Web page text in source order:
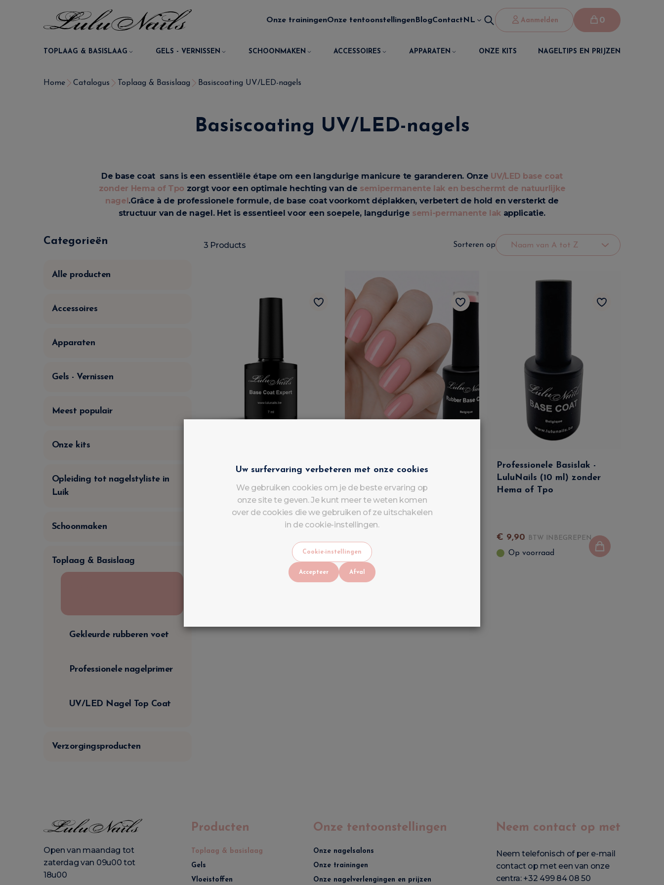
Onze trainingenOnze tentoonstellingen BlogContact NL Aanmelden 0
TOPLAAG & BASISLAAG GELS - VERNISSEN SCHOONMAKEN ACCESSOIRES APPARATEN ONZE KITS NAGELTIPS EN PRIJZEN
Home Catalogus Toplaag & Basislaag Basiscoating UV/LED-nagels
Basiscoating UV/LED-nagels
De base coat sans is een essentiële étape om een langdurige manicure te garanderen. Onze UV/LED base coat
zonder Hema of Tpo zorgt voor een optimale hechting van de semipermanente lak en beschermt de natuurlijke
nagel.Grâce à de professionele formule, de base coat voorkomt déplakken, verbetert de hold en versterkt de
structuur van de nagel. Het is essentieel voor een soepele, langdurige semi-permanente lak applicatie.
Categorieën
Alle producten
Accessoires
Apparaten
Gels - Vernissen
Meest populair
Onze kits
Opleiding tot nagelstyliste in
Luik
Schoonmaken
Toplaag & Basislaag
Gekleurde rubberen voet
Professionele nagelprimer
UV/LED Nagel Top Coat
Verzorgingsproducten
3 Products Sorteren op
Base Coat Expert UV/LED
voor semi-permanente
nagellak | LuluNails
België
BTW INBEGREPEN
Princess Roze Rubberbasis
€6,99
Op voorraad
Professionele Basislak -
LuluNails (10 ml) zonder
Hema of Tpo
€ 9,90 BTW INBEGREPEN
Op voorraad
Open van maandag tot
zaterdag van 09u00 tot
18u00
Producten
Toplaag & basislaag
Gels
Vloeistoffen
Onze tentoonstellingen
Onze nagelsalons
Onze trainingen
Onze nagelverlengingen en prijzen
Neem contact op met
Neem telefonisch of per e-mail
contact op met een van onze
centra: +32 499 84 08 50
Uw surfervaring verbeteren met onze cookies
We gebruiken cookies om je de beste ervaring op
onze site te geven. Je kunt meer te weten komen
over de cookies die we gebruiken of ze uitschakelen
in de cookie-instellingen.
Cookie-instellingen
Accepteer Afval